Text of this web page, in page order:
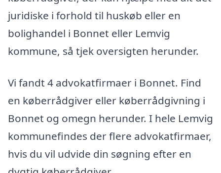
juridiske i forhold til huskøb eller en
bolighandel i Bonnet eller Lemvig
kommune, så tjek oversigten herunder.
Vi fandt 4 advokatfirmaer i Bonnet. Find
en køberrådgiver eller køberrådgivning i
Bonnet og omegn herunder. I hele Lemvig
kommunefindes der flere advokatfirmaer,
hvis du vil udvide din søgning efter en